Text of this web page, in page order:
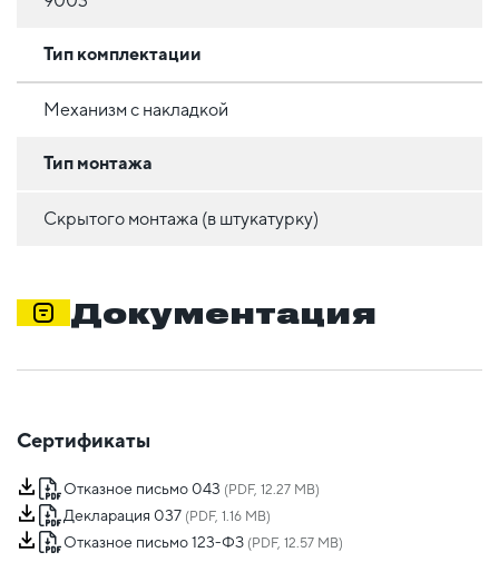
Тип комплектации
Механизм с накладкой
Тип монтажа
Скрытого монтажа (в штукатурку)
Документация
Сертификаты
Отказное письмо 043 (PDF, 12.27 MB)
Декларация 037 (PDF, 1.16 MB)
Отказное письмо 123-ФЗ (PDF, 12.57 MB)